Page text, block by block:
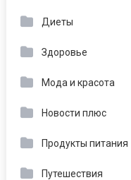
Диеты
Здоровье
Мода и красота
Новости плюс
Продукты питания
Путешествия